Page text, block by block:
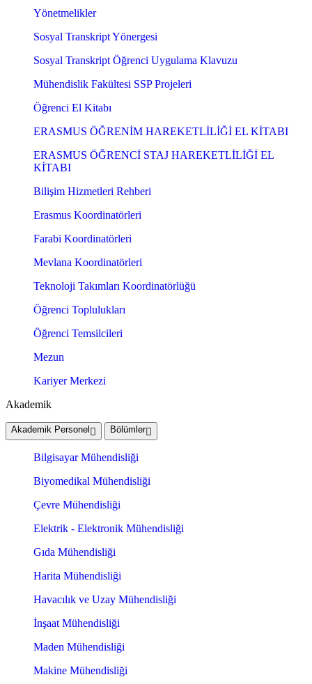
Yönetmelikler
Sosyal Transkript Yönergesi
Sosyal Transkript Öğrenci Uygulama Klavuzu
Mühendislik Fakültesi SSP Projeleri
Öğrenci El Kitabı
ERASMUS ÖĞRENİM HAREKETLİLİĞİ EL KİTABI
ERASMUS ÖĞRENCİ STAJ HAREKETLİLİĞİ EL
KİTABI
Bilişim Hizmetleri Rehberi
Erasmus Koordinatörleri
Farabi Koordinatörleri
Mevlana Koordinatörleri
Teknoloji Takımları Koordinatörlüğü
Öğrenci Toplulukları
Öğrenci Temsilcileri
Mezun
Kariyer Merkezi
Akademik
Akademik Personel Bölümler
Bilgisayar Mühendisliği
Biyomedikal Mühendisliği
Çevre Mühendisliği
Elektrik - Elektronik Mühendisliği
Gıda Mühendisliği
Harita Mühendisliği
Havacılık ve Uzay Mühendisliği
İnşaat Mühendisliği
Maden Mühendisliği
Makine Mühendisliği